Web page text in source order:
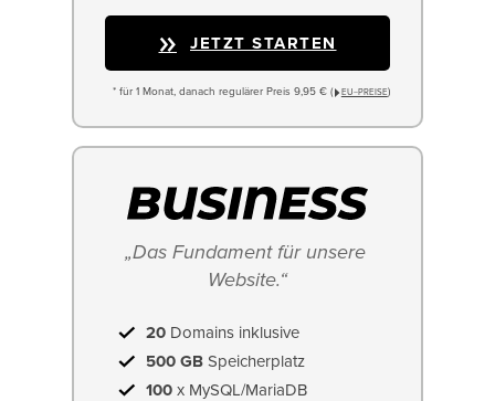
JETZT STARTEN
* für 1 Monat, danach regulärer Preis 9,95 € ( EU−PREISE)
„Das Fundament für unsere
Website.“
20 Domains inklusive
500 GB Speicherplatz
100 x MySQL/MariaDB